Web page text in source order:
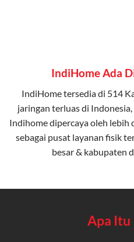
IndiHome Ada
IndiHome tersedia di 514
jaringan terluas di
Indihome dipercaya oleh lebih
sebagai pusat layanan fisik
besar & kabupaten
Apa Itu